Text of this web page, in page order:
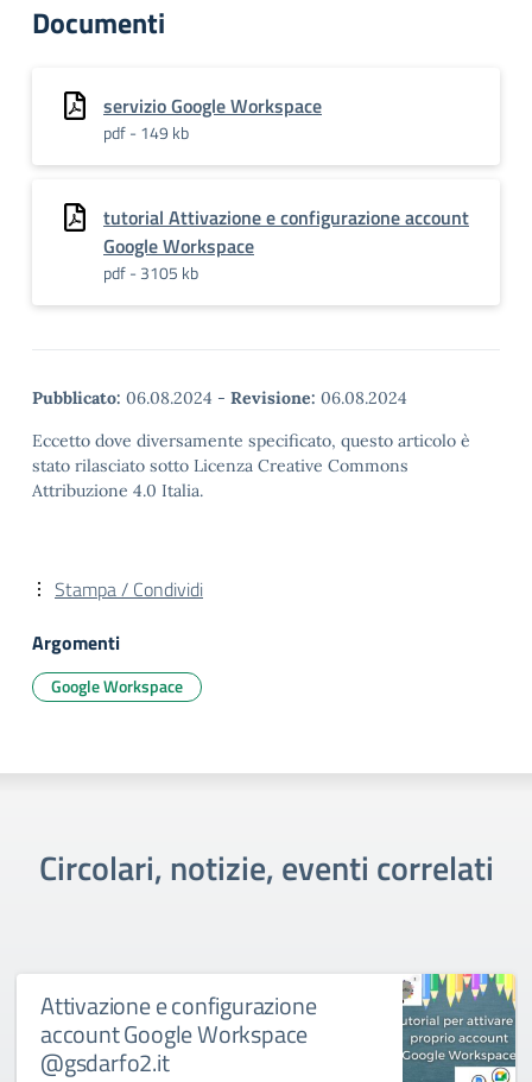
Documenti
servizio Google Workspace
pdf - 149 kb
tutorial Attivazione e configurazione account
Google Workspace
pdf - 3105 kb
Pubblicato: 06.08.2024 - Revisione: 06.08.2024
Eccetto dove diversamente specificato, questo articolo è
stato rilasciato sotto Licenza Creative Commons
Attribuzione 4.0 Italia.
Stampa / Condividi
Argomenti
Google Workspace
Circolari, notizie, eventi correlati
Attivazione e configurazione
account Google Workspace
@gsdarfo2.it